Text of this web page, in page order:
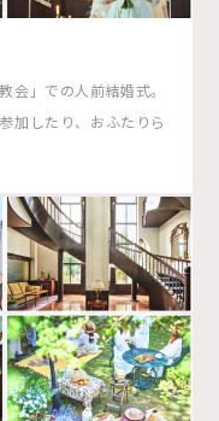
会」での人前結婚式。
加したり、おふたりら